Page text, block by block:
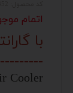
اتمام
با
Cooler